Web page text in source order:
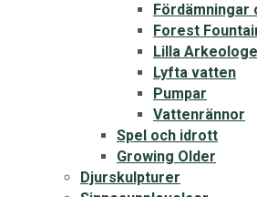
Fördämningar
Forest
Lilla
Lyfta vatten
Pumpar
Vattenrännor
Spel och idrott
Growing Older
Djurskulpturer